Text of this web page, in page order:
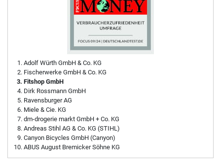
Adolf Würth GmbH & Co. KG
Fischerwerke GmbH & Co. KG
Fitshop GmbH
Dirk Rossmann GmbH
Ravensburger AG
Miele & Cie. KG
dm-drogerie markt GmbH + Co. KG
Andreas Stihl AG & Co. KG (STIHL)
Canyon Bicycles GmbH (Canyon)
ABUS August Bremicker Söhne KG